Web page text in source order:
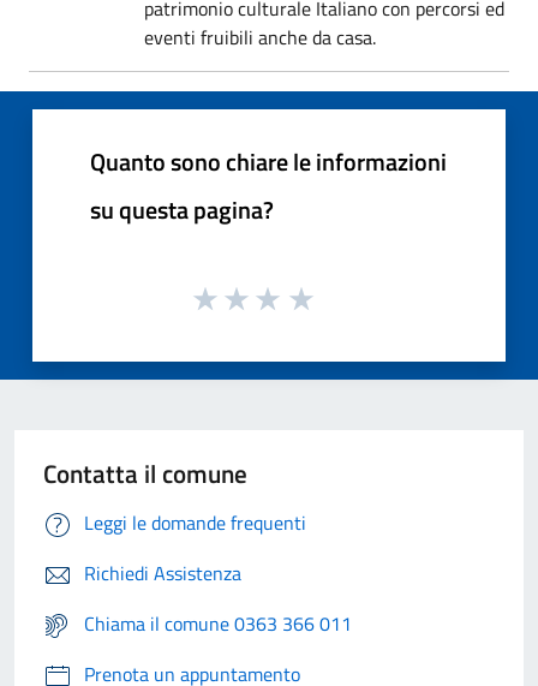
patrimonio culturale Italiano con percorsi ed
eventi fruibili anche da casa.
Quanto sono chiare le informazioni
su questa pagina?
Contatta il comune
Leggi le domande frequenti
Richiedi Assistenza
Chiama il comune 0363 366 011
Prenota un appuntamento